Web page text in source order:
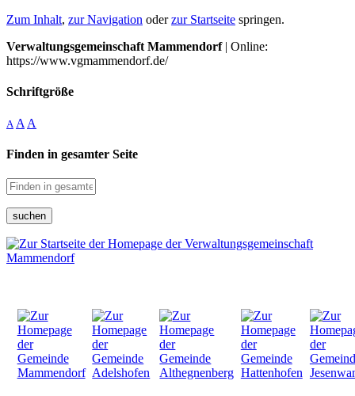
Zum Inhalt, zur Navigation oderzur Startseite springen.
Verwaltungsgemeinschaft Mammendorf| Online:
https://www.vgmammendorf.de/
Schriftgröße
A A A
Finden in gesamter Seite
suchen